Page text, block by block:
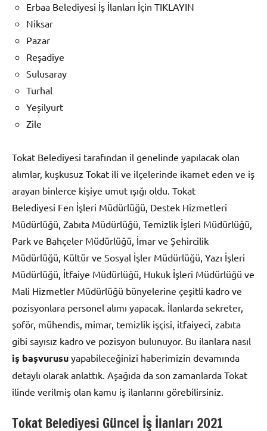
Erbaa Belediyesi İş İlanları İçin TIKLAYIN
Niksar
Pazar
Reşadiye
Sulusaray
Turhal
Yeşilyurt
Zile
Tokat Belediyesi tarafından il genelinde yapılacak olan
alımlar, kuşkusuz Tokat ili ve ilçelerinde ikamet eden ve iş
arayan binlerce kişiye umut ışığı oldu. Tokat
Belediyesi Fen İşleri Müdürlüğü, Destek Hizmetleri
Müdürlüğü, Zabıta Müdürlüğü, Temizlik İşleri Müdürlüğü,
Park ve Bahçeler Müdürlüğü, İmar ve Şehircilik
Müdürlüğü, Kültür ve Sosyal İşler Müdürlüğü, Yazı İşleri
Müdürlüğü, İtfaiye Müdürlüğü, Hukuk İşleri Müdürlüğü ve
Mali Hizmetler Müdürlüğü bünyelerine çeşitli kadro ve
pozisyonlara personel alımı yapacak. İlanlarda sekreter,
şoför, mühendis, mimar, temizlik işçisi, itfaiyeci, zabıta
gibi sayısız kadro ve pozisyon bulunuyor. Bu ilanlara nasıl
iş başvurusu yapabileceğinizi haberimizin devamında
detaylı olarak anlattık. Aşağıda da son zamanlarda Tokat
ilinde verilmiş olan kamu iş ilanlarını görebilirsiniz.
Tokat Belediyesi Güncel İş İlanları 2021